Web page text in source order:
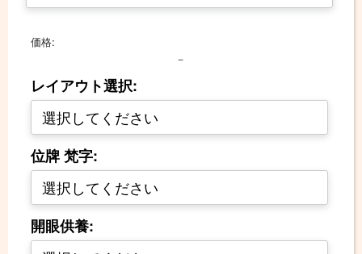
価格:
－
レイアウト選択:
位牌 梵字:
開眼供養: